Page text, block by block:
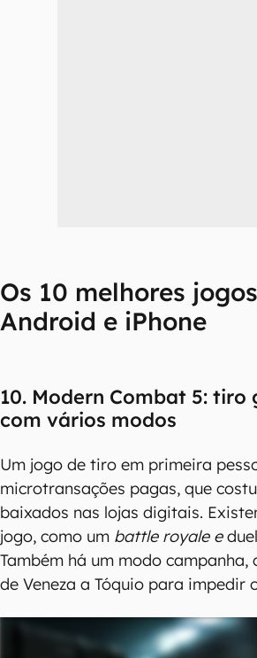
Os 10 melhores
Android e iPhone
10. Modern Combat 5: tiro
com vários modos
Um jogo de tiro em primeira
microtransações pagas, que
baixados nas lojas digitais.
jogo, como um battle royale e
Também há um modo
de Veneza a Tóquio para impedir